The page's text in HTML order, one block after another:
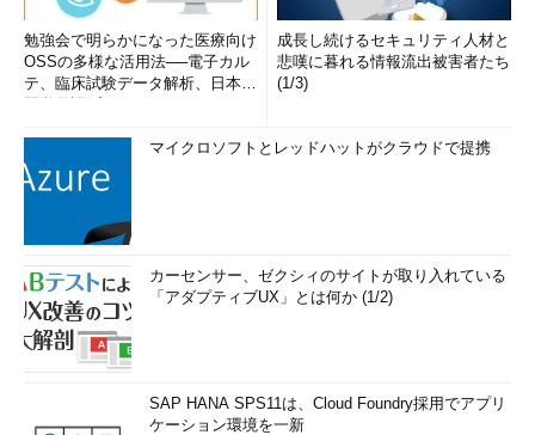
勉強会で明らかになった医療向け
OSSの多様な活用法──電子カル
テ、臨床試験データ解析、日本語
成長し続けるセキュリティ人材と
悲嘆に暮れる情報流出被害者たち
(1/3)
マイクロソフトとレッドハットがクラウドで提携
カーセンサー、ゼクシィのサイトが取り入れている
「アダプティブUX」とは何か (1/2)
SAP HANA SPS11は、Cloud Foundry採用でアプリ
ケーション環境を一新